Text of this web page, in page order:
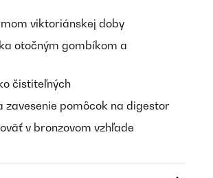
viktoriánskej doby
otočným gombíkom a
čistiteľných
zavesenie pomôcok na digestor
v bronzovom vzhľade